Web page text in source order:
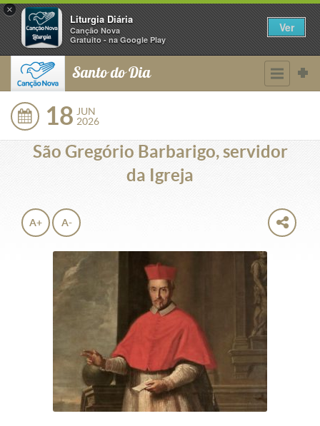
×
Liturgia Diária
Canção Nova
Gratuito - na Google Play
Ver
Santo do Dia
18 JUN
2026
São Gregório Barbarigo, servidor
da Igreja
A+ A-